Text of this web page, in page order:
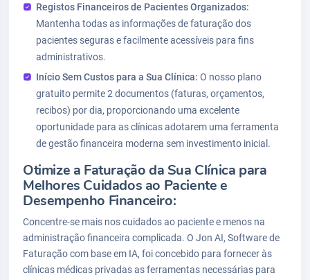
Registos Financeiros de Pacientes Organizados:
Mantenha todas as informações de faturação dos
pacientes seguras e facilmente acessíveis para fins
administrativos.
Início Sem Custos para a Sua Clínica: O nosso plano
gratuito permite 2 documentos (faturas, orçamentos,
recibos) por dia, proporcionando uma excelente
oportunidade para as clínicas adotarem uma ferramenta
de gestão financeira moderna sem investimento inicial.
Otimize a Faturação da Sua Clínica para
Melhores Cuidados ao Paciente e
Desempenho Financeiro:
Concentre-se mais nos cuidados ao paciente e menos na
administração financeira complicada. O Jon AI, Software de
Faturação com base em IA, foi concebido para fornecer às
clínicas médicas privadas as ferramentas necessárias para